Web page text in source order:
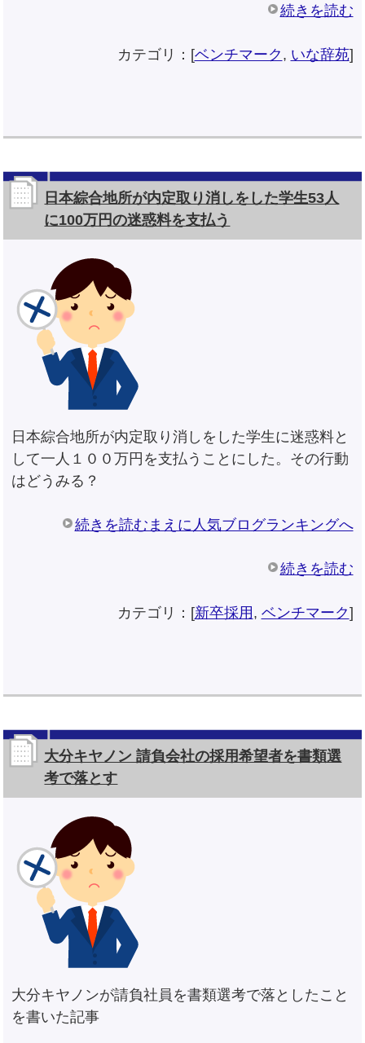
続きを読む
カテゴリ：[ベンチマーク , いな辞苑]
日本綜合地所が内定取り消しをした学生53人
に100万円の迷惑料を支払う
日本綜合地所が内定取り消しをした学生に迷惑料と
して一人１００万円を支払うことにした。その行動
はどうみる？
続きを読むまえに人気ブログランキングへ
続きを読む
カテゴリ：[新卒採用 , ベンチマーク]
大分キヤノン 請負会社の採用希望者を書類選
考で落とす
大分キヤノンが請負社員を書類選考で落としたこと
を書いた記事